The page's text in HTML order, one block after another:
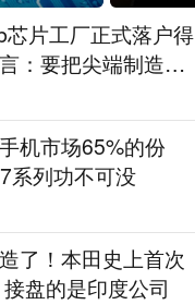
片工厂正式落户得
：要把尖端制造带
机市场65%的份
系列功不可没
了！本田史上首次
盘的是印度公司